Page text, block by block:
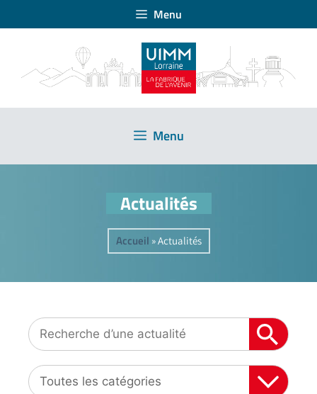
Menu
Menu
Actualités
Accueil »Actualités